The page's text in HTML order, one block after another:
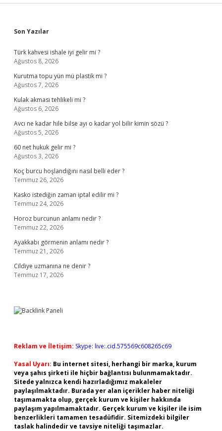
Sidebar
Son Yazılar
Türk kahvesi ishale iyi gelir mi ?
Ağustos 8, 2026
Kurutma topu yün mü plastik mi ?
Ağustos 7, 2026
Kulak akması tehlikeli mi ?
Ağustos 6, 2026
Avcı ne kadar hile bilse ayı o kadar yol bilir kimin sözü ?
Ağustos 5, 2026
60 net hukuk gelir mi ?
Ağustos 3, 2026
Koç burcu hoşlandığını nasıl belli eder ?
Temmuz 26, 2026
Kasko istediğin zaman iptal edilir mi ?
Temmuz 24, 2026
Horoz burcunun anlamı nedir ?
Temmuz 22, 2026
Ayakkabı görmenin anlamı nedir ?
Temmuz 21, 2026
Cildiye uzmanına ne denir ?
Temmuz 17, 2026
Reklam ve İletişim: Skype: live:.cid.575569c608265c69
Yasal Uyarı: Bu internet sitesi, herhangi bir marka, kurum
veya şahıs şirketi ile hiçbir bağlantısı bulunmamaktadır.
Sitede yalnızca kendi hazırladığımız makaleler
paylaşılmaktadır. Burada yer alan içerikler haber niteliği
taşımamakta olup, gerçek kurum ve kişiler hakkında
paylaşım yapılmamaktadır. Gerçek kurum ve kişiler ile isim
benzerlikleri tamamen tesadüfidir. Sitemizdeki bilgiler
taslak halindedir ve tavsiye niteliği taşımazlar.